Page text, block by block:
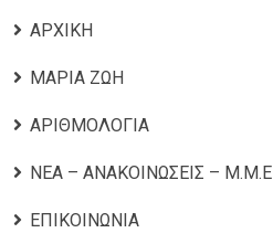
ΑΡΧΙΚΗ
ΜΑΡΙΑ ΖΩΗ
ΑΡΙΘΜΟΛΟΓΙΑ
ΝΕΑ – ΑΝΑΚΟΙΝΩΣΕΙΣ – Μ.Μ.Ε
ΕΠΙΚΟΙΝΩΝΙΑ